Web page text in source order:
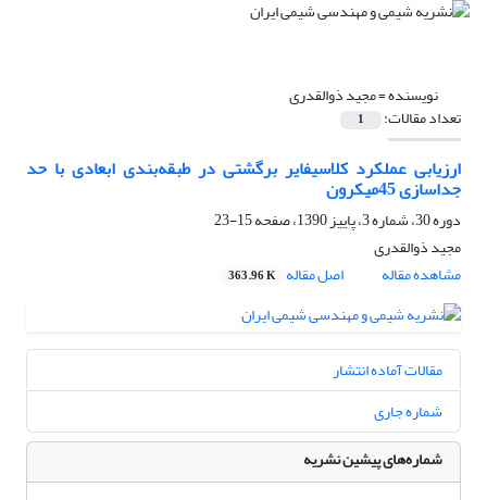
نویسنده =مجید ذوالقدری
تعداد مقالات: 1
ارزیابی عملکرد کلاسیفایر برگشتی در طبقه‌بندی ابعادی با حد
جداسازی 45میکرون
دوره 30، شماره 3، پاییز 1390، صفحه
15-23
مجید ذوالقدری
مشاهده مقاله
اصل مقاله 363.96 K
مقالات آماده انتشار
شماره جاری
شماره‌های پیشین نشریه